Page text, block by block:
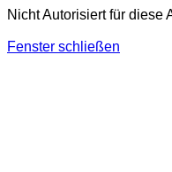
Nicht Autorisiert für diese
Fenster schließen